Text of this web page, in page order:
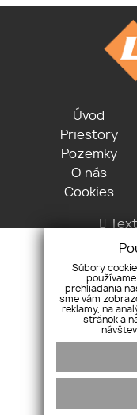
Úvod
Priestory
Pozemky
O nás
Cookies
Súbory
prehliadania
sme vám
reklamy, na
stránok a